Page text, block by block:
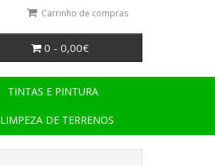
Carrinho de compras
0 - 0,00€
TINTAS E PINTURA
LIMPEZA DE TERRENOS